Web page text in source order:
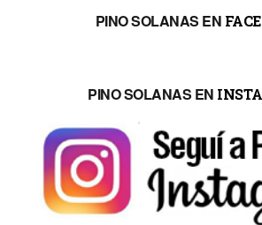
PINO SOLANAS EN
PINO SOLANAS EN